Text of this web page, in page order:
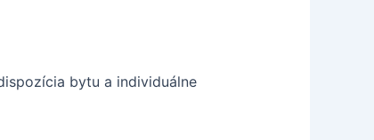
bytu a individuálne